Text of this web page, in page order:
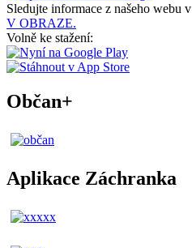
Sledujte informace z našeho webu v
V OBRAZE.
Volně ke stažení:
Občan+
Aplikace Záchranka